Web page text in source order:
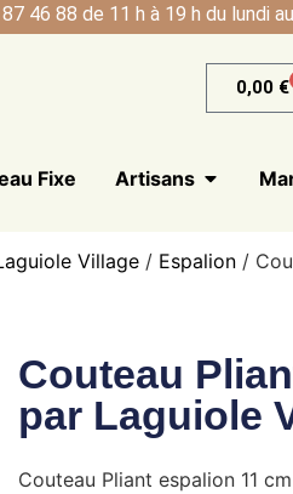
46 88 de 11 h à 19 h du lundi
0,00 €
Fixe Artisans
Village / Espalion /
Couteau
par Laguiole
Couteau Pliant espalion 11